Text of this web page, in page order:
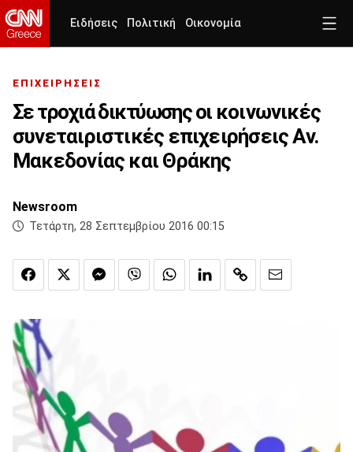
Ειδήσεις Πολιτική Οικονομία
ΕΠΙΧΕΙΡΗΣΕΙΣ
Σε τροχιά δικτύωσης οι κοινωνικές
συνεταιριστικές επιχειρήσεις Αν.
Μακεδονίας και Θράκης
Newsroom
Τετάρτη, 28 Σεπτεμβρίου 2016 00:15